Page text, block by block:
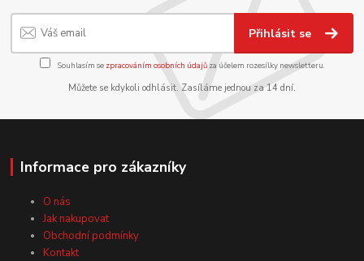
Přihlásit se
Souhlasím se zpracováním osobních údajůza účelem rozesílky newsletteru.
Můžete se kdykoli odhlásit. Zasíláme jednou za 14 dní.
Informace pro zákazníky
O nás
Jak nakupovat
Obchodní podmínky
Kontakt